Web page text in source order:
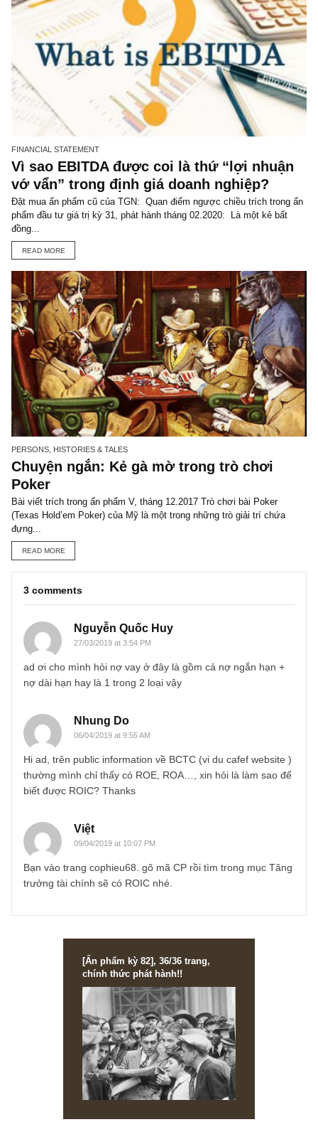
TGN_Skopos
Biên tập viên, Chuyên viên phân tích cao cấp, Người quan
sát độc lập
skopos@newslettervietnam.com
You may also like
FINANCIAL STATEMENT
Vì sao EBITDA được coi là thứ “lợi
vớ vẩn” trong định giá doanh nghiệp?
Đặt mua ấn phẩm cũ của TGN: Quan điểm ngược chiều trích
phẩm đầu tư giá trị kỳ 31, phát hành tháng 02.2020: Là một kẻ
đồng...
READ MORE
PERSONS, HISTORIES & TALES
Chuyện ngắn: Kẻ gà mờ trong trò chơi
Poker
(Texas Hold’em Poker) của Mỹ là một trong những trò giải trí chứa
đựng...
27/03/2019 at 3:54 PM
ad ơi cho mình hỏi nợ vay ở đây là gồm cả nợ ngắn hạn +
nợ dài hạn hay là 1 trong 2 loại vậy
Nhung Do
06/04/2019 at 9:55 AM
Hi ad, trên public information về BCTC (vi du cafef